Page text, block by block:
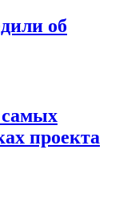
об
самых
проекта